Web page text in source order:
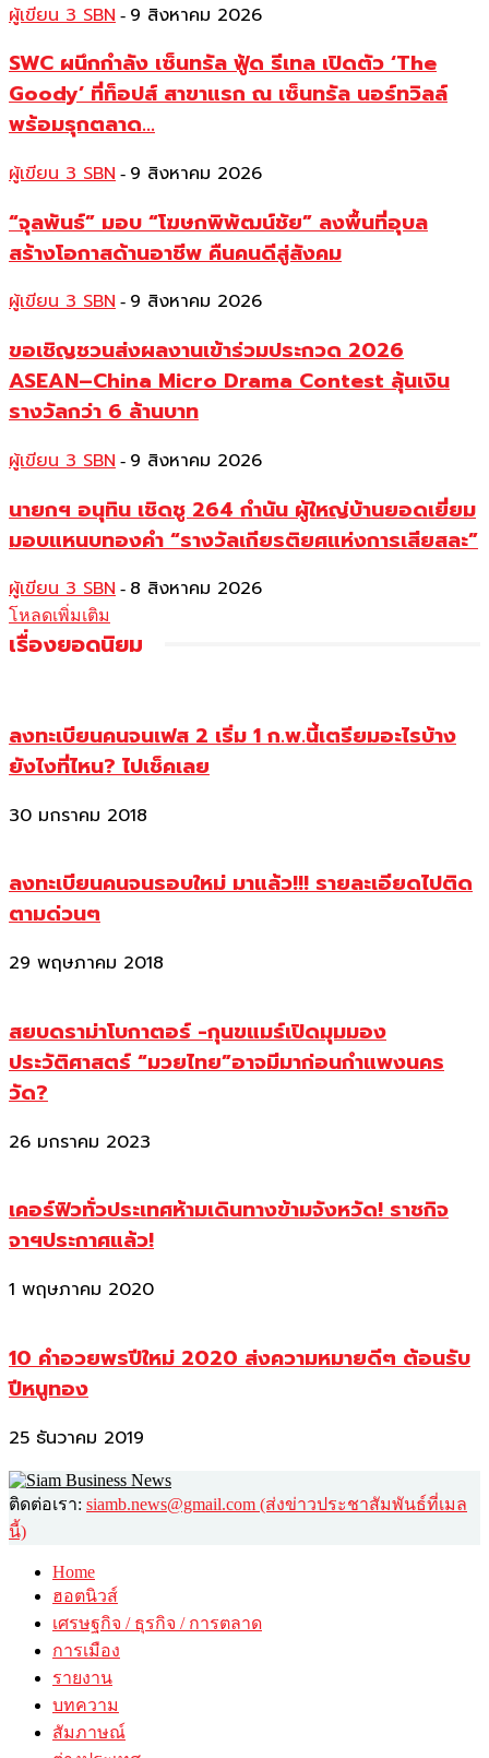
ผู้เขียน 3 SBN - 9 สิงหาคม 2026
SWC ผนึกกำลัง เซ็นทรัล ฟู้ด รีเทล เปิดตัว ‘The
Goody’ ที่ท็อปส์ สาขาแรก ณ เซ็นทรัล นอร์ทวิลล์
พร้อมรุกตลาด...
ผู้เขียน 3 SBN - 9 สิงหาคม 2026
“จุลพันธ์” มอบ “โฆษกพิพัฒน์ชัย” ลงพื้นที่อุบล
สร้างโอกาสด้านอาชีพ คืนคนดีสู่สังคม
ผู้เขียน 3 SBN - 9 สิงหาคม 2026
ขอเชิญชวนส่งผลงานเข้าร่วมประกวด 2026
ASEAN–China Micro Drama Contest ลุ้นเงิน
รางวัลกว่า 6 ล้านบาท
ผู้เขียน 3 SBN - 9 สิงหาคม 2026
นายกฯ อนุทิน เชิดชู 264 กำนัน ผู้ใหญ่บ้านยอดเยี่ยม
มอบแหนบทองคำ “รางวัลเกียรติยศแห่งการเสียสละ”
ผู้เขียน 3 SBN - 8 สิงหาคม 2026
โหลดเพิ่มเติม
เรื่องยอดนิยม
ลงทะเบียนคนจนเฟส 2 เริ่ม 1 ก.พ.นี้เตรียมอะไรบ้าง
ยังไงที่ไหน? ไปเช็คเลย
30 มกราคม 2018
ลงทะเบียนคนจนรอบใหม่ มาแล้ว!!! รายละเอียดไปติด
ตามด่วนๆ
29 พฤษภาคม 2018
สยบดราม่าโบกาตอร์ -กุนขแมร์เปิดมุมมอง
ประวัติศาสตร์ “มวยไทย”อาจมีมาก่อนกำแพงนคร
วัด?
26 มกราคม 2023
เคอร์ฟิวทั่วประเทศห้ามเดินทางข้ามจังหวัด! ราชกิจ
จาฯประกาศแล้ว!
1 พฤษภาคม 2020
10 คำอวยพรปีใหม่ 2020 ส่งความหมายดีๆ ต้อนรับ
ปีหนูทอง
25 ธันวาคม 2019
ติดต่อเรา: siamb.news@gmail.com (ส่งข่าวประชาสัมพันธ์ที่เมล
นี้)
Home
ฮอตนิวส์
เศรษฐกิจ / ธุรกิจ / การตลาด
การเมือง
รายงาน
บทความ
สัมภาษณ์